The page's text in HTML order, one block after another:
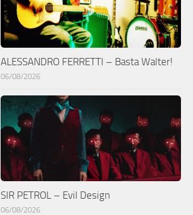
ALESSANDRO FERRETTI – Basta Walter!
06/08/2026
SIR PETROL – Evil Design
06/08/2026